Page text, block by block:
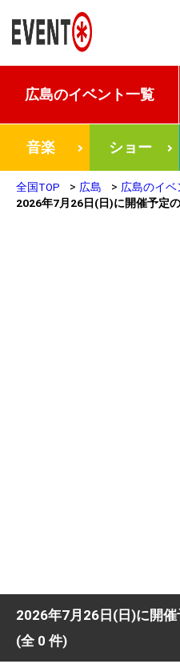
広島のイベント一覧
音楽 ショー
全国TOP 広島
広島のイ
2026年7月26日(日)に開催予定
2026年7月26日(日)に開
(全 0 件)